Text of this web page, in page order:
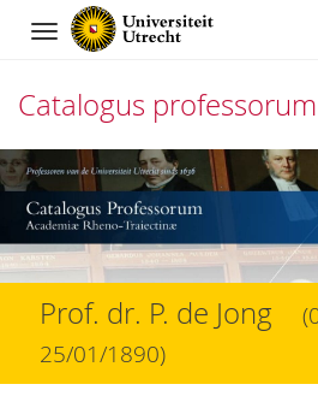
Navigation
Catalogus professorum
Direct
naar
het
inhoud
Prof. dr. P. de Jong
25/01/1890)